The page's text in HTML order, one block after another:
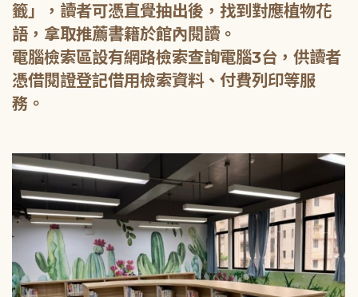
籤」，讀者可憑直覺抽出後，找到對應植物花
語，拿取推薦書籍於館內閱讀。
電腦檢索區設有網路檢索查詢電腦3台，供讀者
憑借閱證登記借用檢索資料、付費列印等服
務。